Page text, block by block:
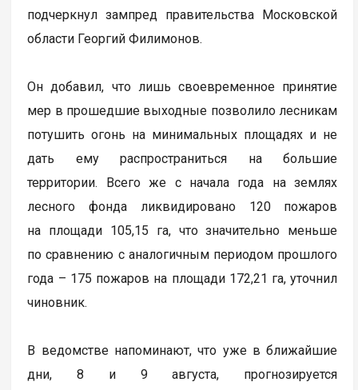
подчеркнул зампред правительства Московской
области Георгий Филимонов.
Он добавил, что лишь своевременное принятие
мер в прошедшие выходные позволило лесникам
потушить огонь на минимальных площадях и не
дать ему распространиться на большие
территории. Всего же с начала года на землях
лесного фонда ликвидировано 120 пожаров
на площади 105,15 га, что значительно меньше
по сравнению с аналогичным периодом прошлого
года – 175 пожаров на площади 172,21 га, уточнил
чиновник.
В ведомстве напоминают, что уже в ближайшие
дни, 8 и 9 августа, прогнозируется